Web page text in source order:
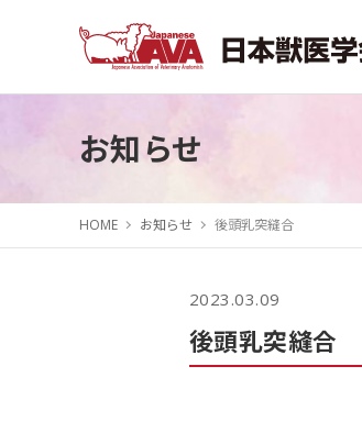
お知らせ
HOME お知らせ 後頭乳突縫合
2023.03.09
後頭乳突縫合